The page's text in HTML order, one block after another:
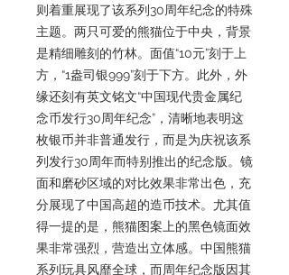
则着重展现了该系列30周年纪念的特殊
主题。两只可爱的熊猫位于中央，背景
是精细雕刻的竹林。面值“10元”刻于上
方，“1盎司银999”刻于下方。此外，外
缘还刻有英文铭文“中国现代贵金属纪
念币发行30周年纪念”，清晰地表明这
枚银币并非普通发行，而是为庆祝该系
列发行30周年而特别推出的纪念版。镜
面和磨砂区域的对比效果非常出色，充
分展现了中国高超的造币技术。尤其值
得一提的是，熊猫图案上的黑色镜面效
果非常强烈，营造出立体感。中国熊猫
系列玩具风靡全球，而周年纪念版因其